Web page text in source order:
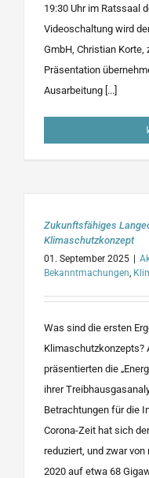
19:30 Uhr im Ratssaal
Videoschaltung wird
GmbH, Christian
Präsentation
Ausarbeitung [...]
Zukunftsfähiges
Klimaschutzkonzept
01. September 2025
Bekanntmachungen,
Was sind die ersten
Klimaschutzkonzepts?
präsentierten die
ihrer
Betrachtungen für die
Corona-Zeit hat sich
reduziert, und zwar
2020 auf etwa 68